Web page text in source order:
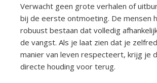
Verwacht geen grote verhalen of
bij de eerste ontmoeting. De mensen
robuust bestaan dat volledig
de vangst. Als je laat zien dat je
manier van leven respecteert, krijg je
directe houding voor terug.